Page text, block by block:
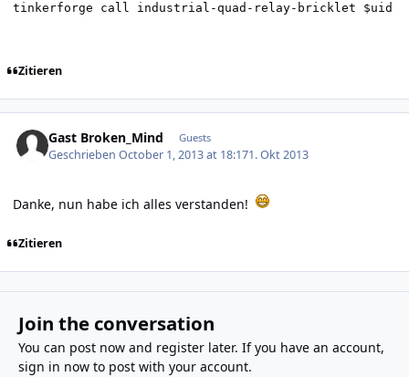
tinkerforge call industrial-quad-relay-bricklet $uid
Zitieren
Gast Broken_Mind Guests
GeschriebenOctober 1, 2013 at 18:171. Okt 2013
Danke, nun habe ich alles verstanden!
Zitieren
Join the conversation
You can post now and register later. If you have an account,
sign in nowto post with your account.